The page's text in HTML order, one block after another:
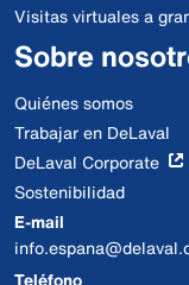
Visitas virtuales a
Sobre
Quiénes somos
Trabajar en DeLaval
DeLaval Corporate
Sostenibilidad
E-mail
Teléfono